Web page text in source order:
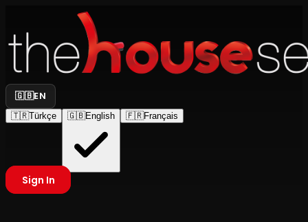
🇬🇧EN
🇹🇷Türkçe 🇬🇧English 🇫🇷Français
Sign In